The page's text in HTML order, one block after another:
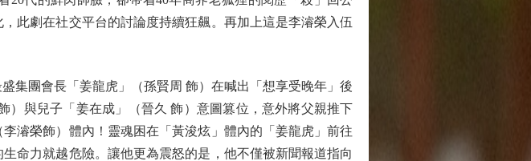
此劇在社交平台的討論度持續狂飆。再加上這是李濬榮入伍
團會長「姜龍虎」（孫賢周 飾）在喊出「想享受晚年」後
）與兒子「姜在成」（晉久 飾）意圖篡位，意外將父親推下
濬榮飾）體內！靈魂困在「黃浚炫」體內的「姜龍虎」前往
命力就越危險。讓他更為震怒的是，他不僅被新聞報道指向